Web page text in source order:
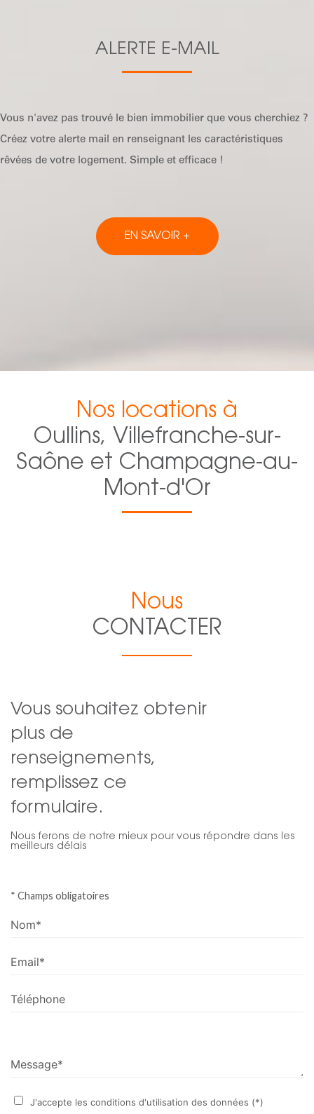
ALERTE E-MAIL
Vous n'avez pas trouvé le bien immobilier que vous cherchiez ?
Créez votre alerte mail en renseignant les caractéristiques
rêvées de votre logement. Simple et efficace !
EN SAVOIR +
Nos locations à
Oullins, Villefranche-sur-
Saône et Champagne-au-
Mont-d'Or
Nous
CONTACTER
Vous souhaitez obtenir
plus de
renseignements,
remplissez ce
formulaire.
Nous ferons de notre mieux pour vous répondre dans les
meilleurs délais
* Champs obligatoires
Nom*
Email*
Téléphone
Message*
J'accepte les conditions d'utilisation des données (*)